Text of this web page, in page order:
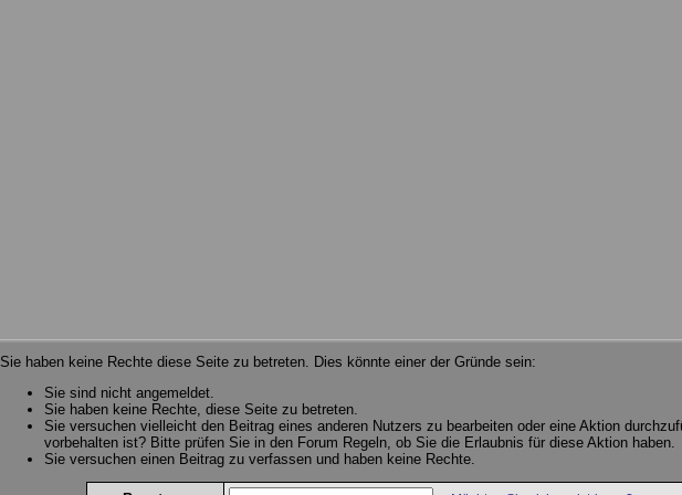
Sie haben keine Rechte diese Seite zu betreten. Dies könnte einer der Gründe sein:
Sie sind nicht angemeldet.
Sie haben keine Rechte, diese Seite zu betreten.
Sie versuchen vielleicht den Beitrag eines anderen Nutzers zu bearbeiten oder eine Aktion
vorbehalten ist? Bitte prüfen Sie in den Forum Regeln, ob Sie die Erlaubnis für diese Aktion haben.
Sie versuchen einen Beitrag zu verfassen und haben keine Rechte.